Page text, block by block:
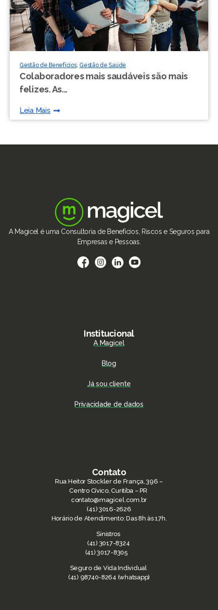
Gestão de Benefícios,Gestão de Saúde
Colaboradores mais saudáveis ​​são mais
felizes. As...
Leia Mais
A Magicel é uma Consultoria de Benefícios, Riscos e Seguros para
Empresas e Pessoas.
Institucional
A Magicel
Blog
Já sou cliente
Privacidade de dados
Contato
Rua Heitor Stockler de França, 396 –
Centro Cívico, Curitiba – PR
contato@magicel.com.br
(41) 3016-2626
Horário de Atendimento: Das 8h às 17h.
Sinistros
(41) 3017-8324
(41) 3017-8305
Seguro de Vida Individual
(41) 98740-8264 (whatsapp)